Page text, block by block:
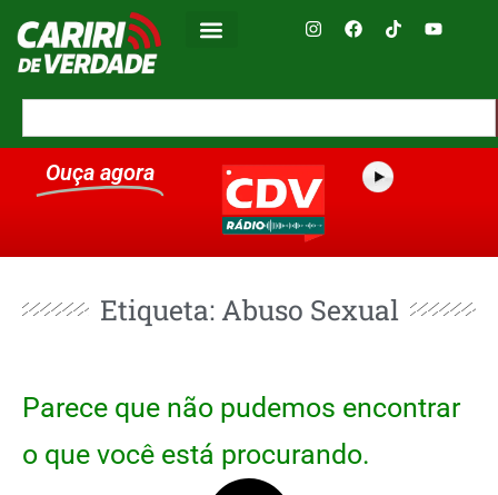
Ouça agora
Etiqueta: Abuso Sexual
Parece que não pudemos encontrar
o que você está procurando.